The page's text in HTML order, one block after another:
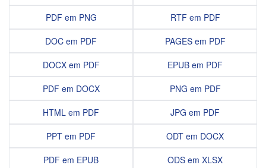
PDF em PNG
DOC em PDF
DOCX em PDF
PDF em DOCX
HTML em PDF
PPT em PDF
PDF em EPUB
RTF em PDF
PAGES em PDF
EPUB em PDF
PNG em PDF
JPG em PDF
ODT em DOCX
ODS em XLSX